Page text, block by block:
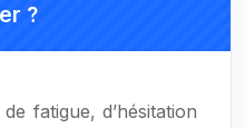
?
fatigue, d’hésitation